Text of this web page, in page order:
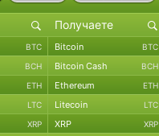
BTC Bitcoin BTC
BCH Bitcoin Cash BCH
ETH Ethereum ETH
LTC Litecoin LTC
XRP XRP XRP